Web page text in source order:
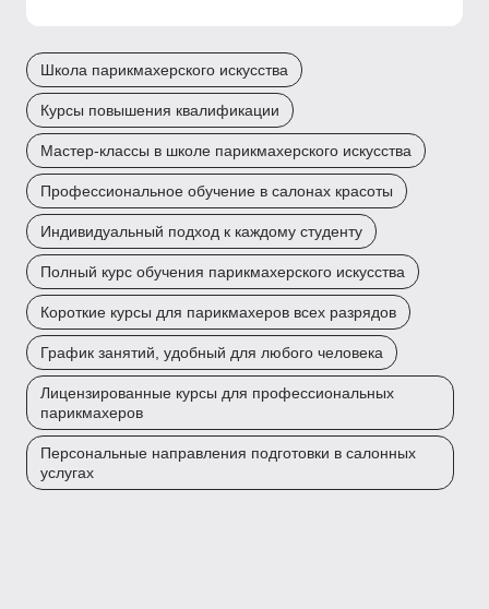
Школа парикмахерского искусства
Курсы повышения квалификации
Мастер-классы в школе парикмахерского искусства
Профессиональное обучение в салонах красоты
Индивидуальный подход к каждому студенту
Полный курс обучения парикмахерского искусства
Короткие курсы для парикмахеров всех разрядов
График занятий, удобный для любого человека
Лицензированные курсы для профессиональных
парикмахеров
Персональные направления подготовки в салонных
услугах